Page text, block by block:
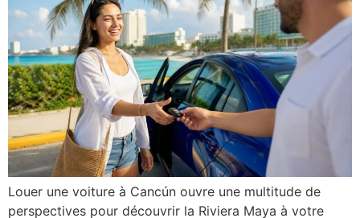
Louer une voiture à Cancún ouvre une multitude de
perspectives pour découvrir la Riviera Maya à votre